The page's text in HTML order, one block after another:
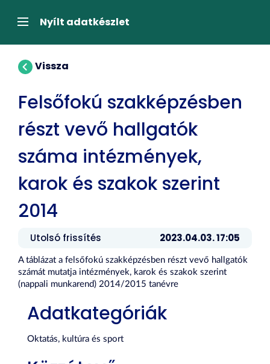
átugrásaNavigációNyílt adatkészlet
Vissza
Felsőfokú szakképzésben
részt vevő hallgatók
száma intézmények,
karok és szakok szerint
2014
Utolsó frissítés 2023.04.03. 17:05
A táblázat a felsőfokú szakképzésben részt vevő hallgatók
számát mutatja intézmények, karok és szakok szerint
(nappali munkarend) 2014/2015 tanévre
Adatkategóriák
Oktatás, kultúra és sport